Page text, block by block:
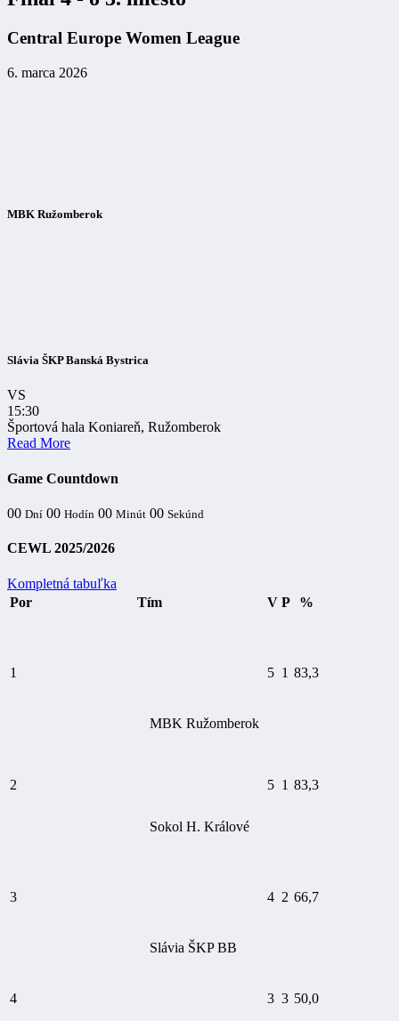
Central Europe Women League
6. marca 2026
MBK Ružomberok
Slávia ŠKP Banská Bystrica
VS
15:30
Športová hala Koniareň, Ružomberok
Read More
Game Countdown
00 Dní 00 Hodín 00 Minút 00 Sekúnd
CEWL 2025/2026
Kompletná tabuľka
Por
Tím V P %
1
MBK Ružomberok
5 1 83,3
2
Sokol H. Králové
5 1 83,3
3
Slávia ŠKP BB
4 2 66,7
4 3 3 50,0